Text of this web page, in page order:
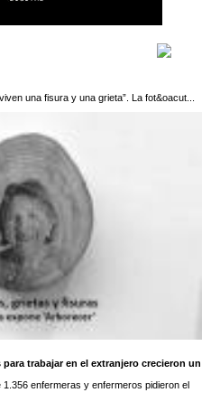
una fisura y una grieta”. La fot&oacut...
trabajar en el extranjero crecieron un
enfermeras y enfermeros pidieron el